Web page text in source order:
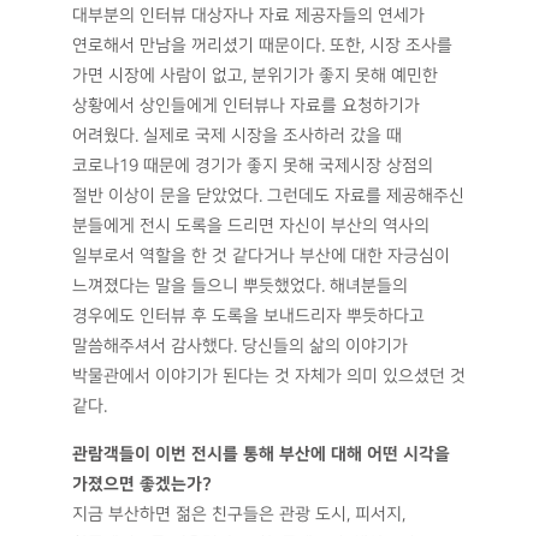
대부분의 인터뷰 대상자나 자료 제공자들의 연세가
연로해서 만남을 꺼리셨기 때문이다. 또한, 시장 조사를
가면 시장에 사람이 없고, 분위기가 좋지 못해 예민한
상황에서 상인들에게 인터뷰나 자료를 요청하기가
어려웠다. 실제로 국제 시장을 조사하러 갔을 때
코로나19 때문에 경기가 좋지 못해 국제시장 상점의
절반 이상이 문을 닫았었다. 그런데도 자료를 제공해주신
분들에게 전시 도록을 드리면 자신이 부산의 역사의
일부로서 역할을 한 것 같다거나 부산에 대한 자긍심이
느껴졌다는 말을 들으니 뿌듯했었다. 해녀분들의
경우에도 인터뷰 후 도록을 보내드리자 뿌듯하다고
말씀해주셔서 감사했다. 당신들의 삶의 이야기가
박물관에서 이야기가 된다는 것 자체가 의미 있으셨던 것
같다.
관람객들이 이번 전시를 통해 부산에 대해 어떤 시각을
가졌으면 좋겠는가?
지금 부산하면 젊은 친구들은 관광 도시, 피서지,